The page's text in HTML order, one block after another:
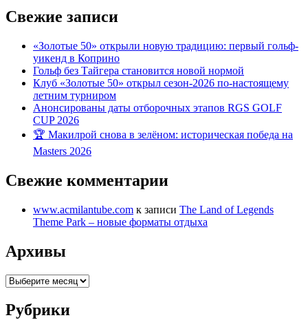
Свежие записи
«Золотые 50» открыли новую традицию: первый гольф-
уикенд в Коприно
Гольф без Тайгера становится новой нормой
Клуб «Золотые 50» открыл сезон-2026 по-настоящему
летним турниром
Анонсированы даты отборочных этапов RGS GOLF
CUP 2026
🏆 Макилрой снова в зелёном: историческая победа на
Masters 2026
Свежие комментарии
www.acmilantube.com к записи The Land of Legends
Theme Park – новые форматы отдыха
Архивы
Архивы
Рубрики